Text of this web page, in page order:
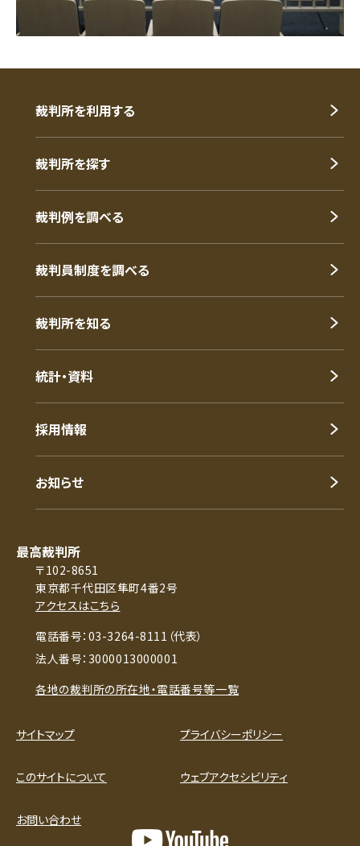
裁判所を利用する
裁判所を探す
裁判例を調べる
裁判員制度を調べる
裁判所を知る
統計・資料
採用情報
お知らせ
最高裁判所
〒102-8651
東京都千代田区隼町4番2号
アクセスはこちら
電話番号：03-3264-8111（代表）
法人番号：3000013000001
各地の裁判所の所在地・電話番号等一覧
サイトマップ プライバシーポリシー
このサイトについて ウェブアクセシビリティ
お問い合わせ